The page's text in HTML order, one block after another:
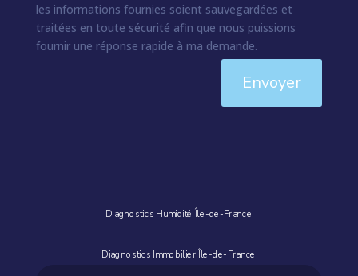
les informations fournies soient sauvegardées et
traitées en toute sécurité afin que nous puissions
fournir une réponse rapide à ma demande.
Envoyer
Diagnostics Humidité Île-de-France
Diagnostics Immobilier Île-de-France